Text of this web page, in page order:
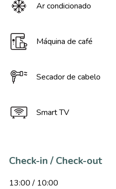
Ar condicionado
Máquina de café
Secador de cabelo
Smart TV
Check-in / Check-out
13:00 / 10:00